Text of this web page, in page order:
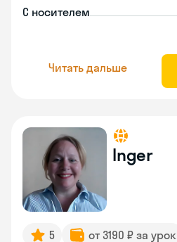
С носителем
Читать дальше
Inger
5 от 3190 ₽ за урок